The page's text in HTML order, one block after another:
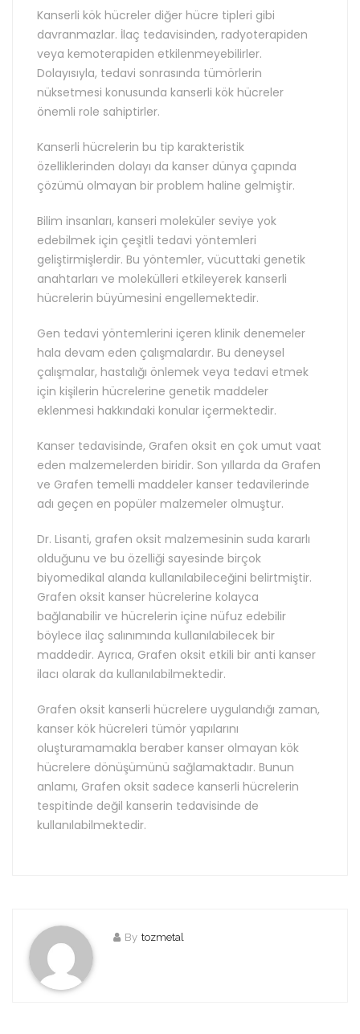
Kanserli kök hücreler diğer hücre tipleri gibi
davranmazlar. İlaç tedavisinden, radyoterapiden
veya kemoterapiden etkilenmeyebilirler.
Dolayısıyla, tedavi sonrasında tümörlerin
nüksetmesi konusunda kanserli kök hücreler
önemli role sahiptirler.
Kanserli hücrelerin bu tip karakteristik
özelliklerinden dolayı da kanser dünya çapında
çözümü olmayan bir problem haline gelmiştir.
Bilim insanları, kanseri moleküler seviye yok
edebilmek için çeşitli tedavi yöntemleri
geliştirmişlerdir. Bu yöntemler, vücuttaki genetik
anahtarları ve molekülleri etkileyerek kanserli
hücrelerin büyümesini engellemektedir.
Gen tedavi yöntemlerini içeren klinik denemeler
hala devam eden çalışmalardır. Bu deneysel
çalışmalar, hastalığı önlemek veya tedavi etmek
için kişilerin hücrelerine genetik maddeler
eklenmesi hakkındaki konular içermektedir.
Kanser tedavisinde, Grafen oksit en çok umut vaat
eden malzemelerden biridir. Son yıllarda da Grafen
ve Grafen temelli maddeler kanser tedavilerinde
adı geçen en popüler malzemeler olmuştur.
Dr. Lisanti, grafen oksit malzemesinin suda kararlı
olduğunu ve bu özelliği sayesinde birçok
biyomedikal alanda kullanılabileceğini belirtmiştir.
Grafen oksit kanser hücrelerine kolayca
bağlanabilir ve hücrelerin içine nüfuz edebilir
böylece ilaç salınımında kullanılabilecek bir
maddedir. Ayrıca, Grafen oksit etkili bir anti kanser
ilacı olarak da kullanılabilmektedir.
Grafen oksit kanserli hücrelere uygulandığı zaman,
kanser kök hücreleri tümör yapılarını
oluşturamamakla beraber kanser olmayan kök
hücrelere dönüşümünü sağlamaktadır. Bunun
anlamı, Grafen oksit sadece kanserli hücrelerin
tespitinde değil kanserin tedavisinde de
kullanılabilmektedir.
By tozmetal